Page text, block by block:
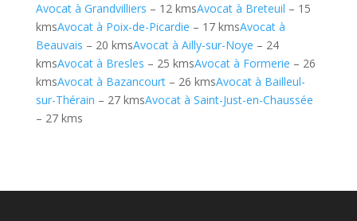
Avocat à Grandvilliers – 12 kmsAvocat à Breteuil – 15
kmsAvocat à Poix-de-Picardie – 17 kmsAvocat à
Beauvais – 20 kmsAvocat à Ailly-sur-Noye – 24
kmsAvocat à Bresles – 25 kmsAvocat à Formerie – 26
kmsAvocat à Bazancourt– 26 kmsAvocat à Bailleul-
sur-Thérain – 27 kmsAvocat à Saint-Just-en-Chaussée
– 27 kms